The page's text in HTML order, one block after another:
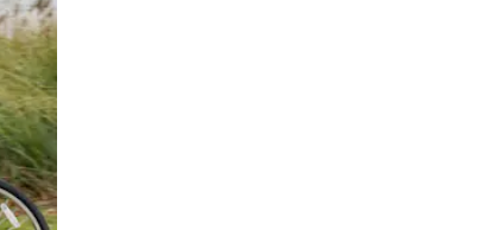
gestów dotykowych lub przesuwania.